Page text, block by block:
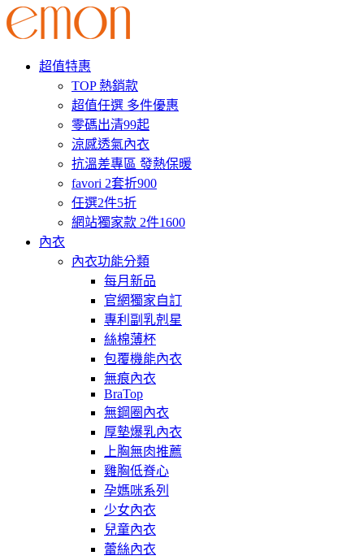
超值特惠
TOP 熱銷款
超值任選 多件優惠
零碼出清99起
涼感透氣內衣
抗溫差專區 發熱保暖
favori 2套折900
任選2件5折
網站獨家款 2件1600
內衣
內衣功能分類
每月新品
官網獨家自訂
專利副乳剋星
絲棉薄杯
包覆機能內衣
無痕內衣
BraTop
無鋼圈內衣
厚墊爆乳內衣
上胸無肉推薦
雞胸低脊心
孕媽咪系列
少女內衣
兒童內衣
蕾絲內衣